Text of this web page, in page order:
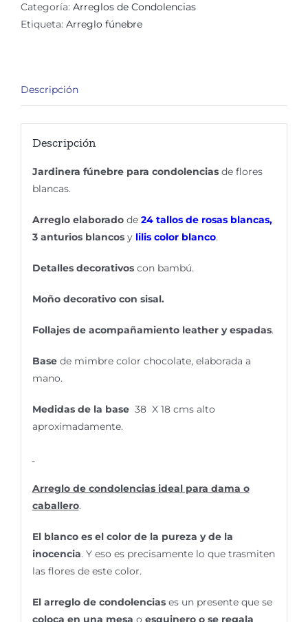
Inspiración
cantidad
Categoría: Arreglos de Condolencias
Etiqueta: Arreglo fúnebre
Descripción
Descripción
Jardinera fúnebre para condolencias de flores
blancas.
Arreglo elaborado de 24 tallos de rosas blancas,
3 anturios blancosy lilis color blanco.
Detalles decorativos con bambú.
Moño decorativo con sisal.
Follajes de acompañamiento leather y espadas.
Base de mimbre color chocolate, elaborada a
mano.
Medidas de la base38 X 18 cms alto
aproximadamente.
Arreglo de condolencias ideal para dama o
caballero.
El blanco es el color de la pureza y de la
inocencia. Y eso es precisamente lo que trasmiten
las flores de este color.
El arreglo de condolenciases un presente que se
coloca en una mesa o esquinero o se regala